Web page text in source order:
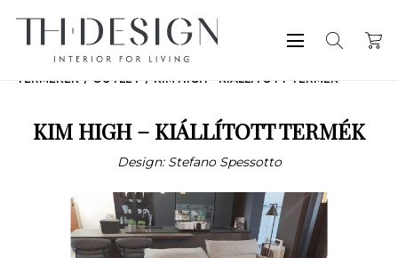
TERMÉKEK OUTLET KIM HIGH – KIÁLLÍTOTT TERMÉK
KIM HIGH – KIÁLLÍTOTT TERMÉK
Design: Stefano Spessotto